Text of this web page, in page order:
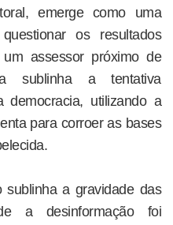
emerge como uma
os resultados
assessor próximo de
sublinha a tentativa
democracia, utilizando a
para corroer as bases
sublinha a gravidade das
a desinformação foi